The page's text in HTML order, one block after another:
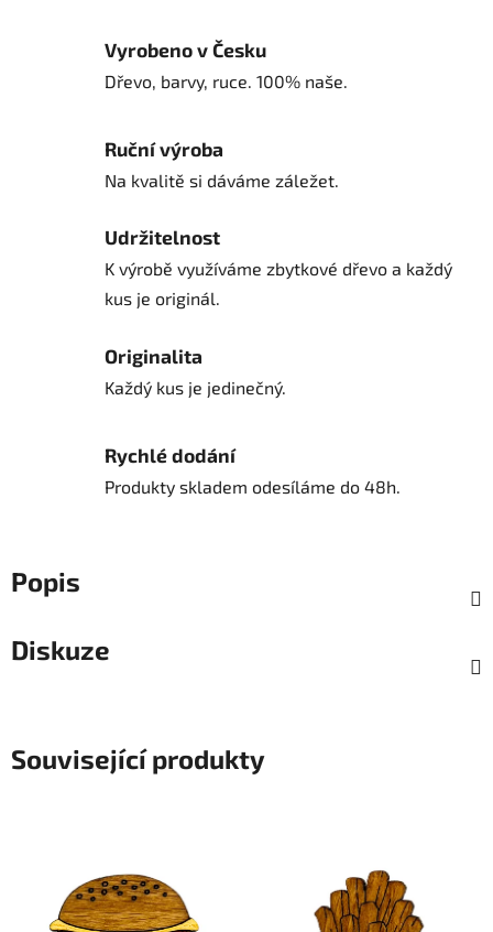
Vyrobeno v Česku
Dřevo, barvy, ruce. 100% naše.
Ruční výroba
Na kvalitě si dáváme záležet.
Udržitelnost
K výrobě využíváme zbytkové dřevo a každý
kus je originál.
Originalita
Každý kus je jedinečný.
Rychlé dodání
Produkty skladem odesíláme do 48h.
Popis
Diskuze
Související produkty